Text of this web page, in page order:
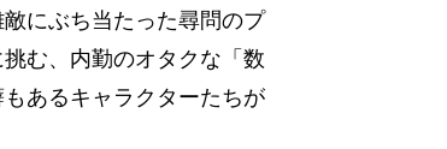
にぶち当たった尋問のプ
む、内勤のオタクな「数
あるキャラクターたちが